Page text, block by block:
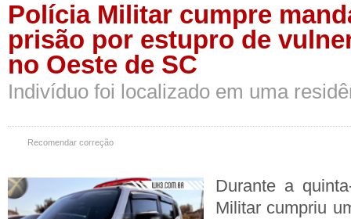
Polícia Militar cumpre
prisão por estupro de
no Oeste de SC
Indivíduo foi localizado em uma
Recomendar correção
Durante a
Militar cumpriu